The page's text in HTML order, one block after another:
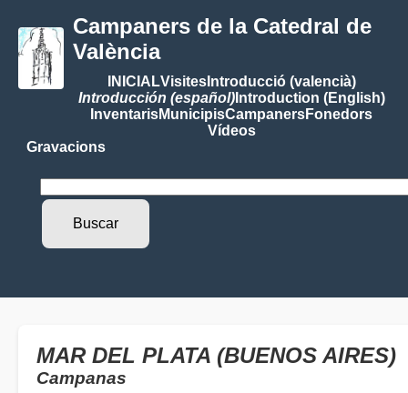
Campaners de la Catedral de
València
INICIALVisitesIntroducció (valencià)
Introducción (español)Introduction (English)
InventarisMunicipisCampanersFonedors
Vídeos
Gravacions
MAR DEL PLATA (BUENOS AIRES)
Campanas